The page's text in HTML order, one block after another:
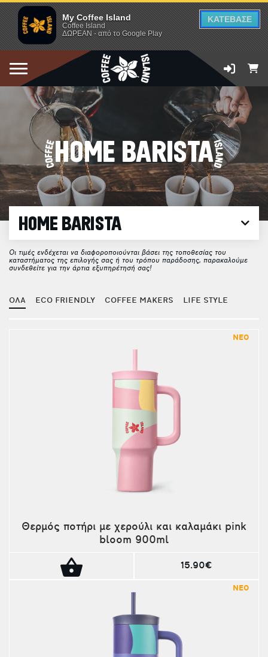
My Coffee Island
Coffee Island
ΔΩΡΕΑΝ - από το Google Play
ΚΑΤΕΒΑΣΕ
HOME BARISTA
HOME BARISTA
Οι τιμές ενδέχεται να διαφοροποιούνται βάσει της τοποθεσίας του
καταστήματος της επιλογής σας ή του τρόπου παράδοσης, παρακαλούμε
συνδεθείτε για την άρτια εξυπηρέτησή σας!
ΟΛΑ ECO FRIENDLY COFFEE MAKERS LIFE STYLE
ΝΕΟ
Θερμός ποτήρι με χερούλι και καλαμάκι pink
bloom 900ml
15.90€
ΝΕΟ